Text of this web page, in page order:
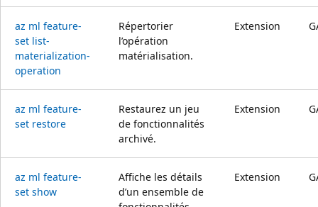
az ml feature-
set list-
materialization-
operation
Répertorier
l’opération
matérialisation.
Extension
az ml feature-
set restore
Restaurez un jeu
de fonctionnalités
archivé.
Extension
az ml feature-
set show
Affiche les détails
d’un ensemble de
Extension